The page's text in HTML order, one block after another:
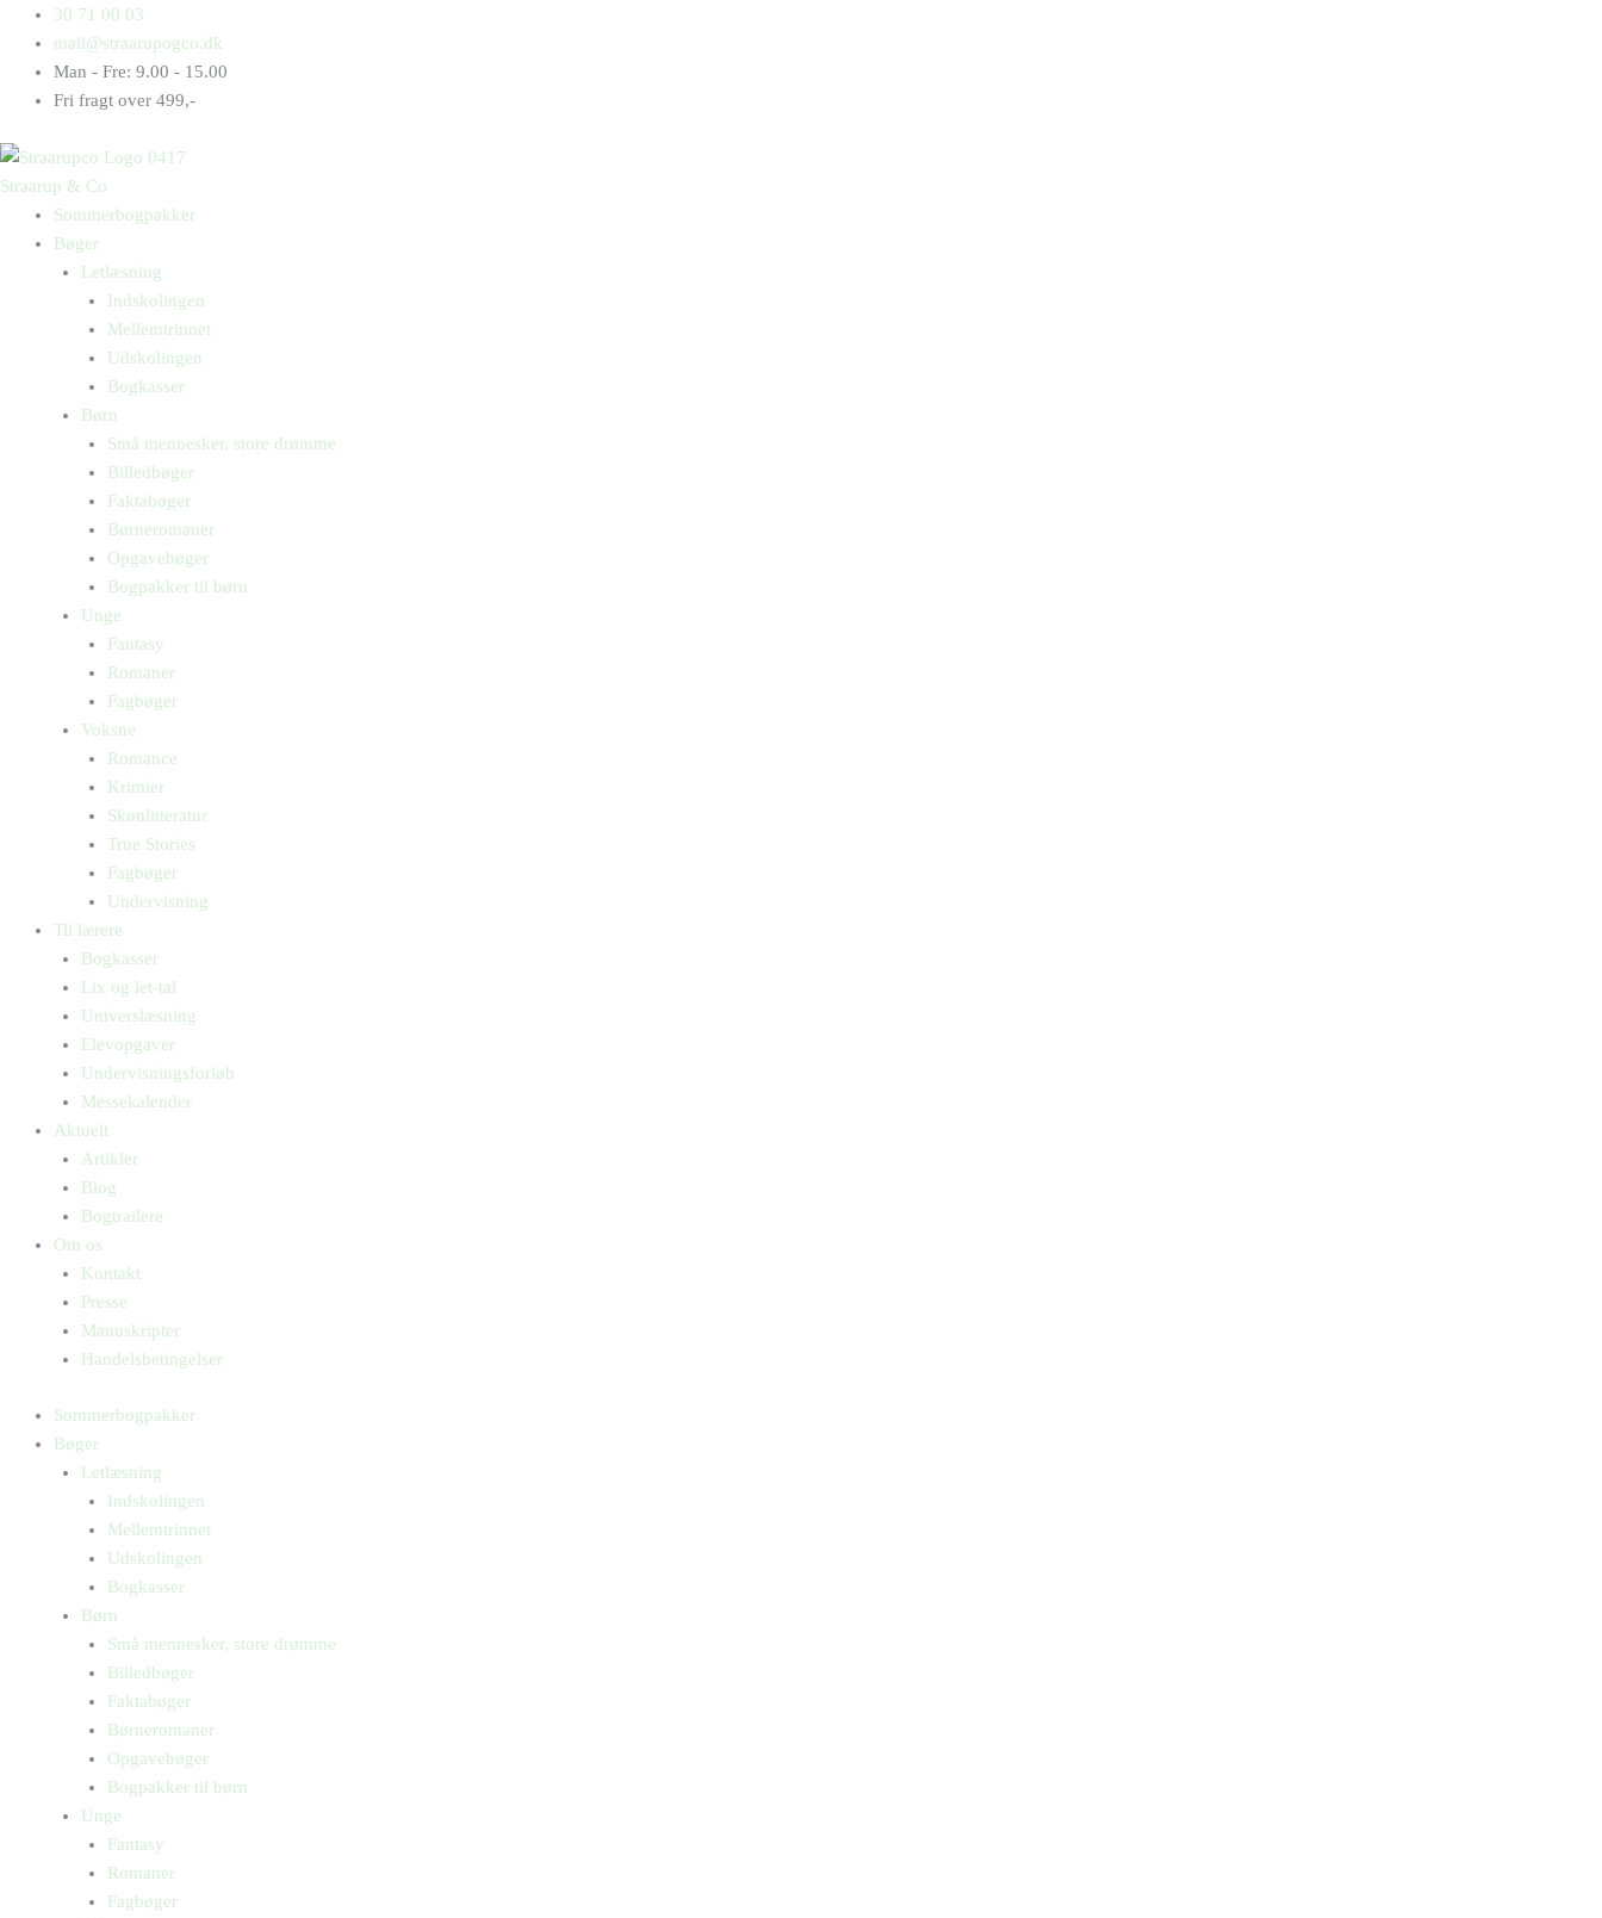
indholdet
30 71 00 03
mail@straarupogco.dk
Man - Fre: 9.00 - 15.00
Fri fragt over 499,-
Straarup & Co
Sommerbogpakker
Bøger
Letlæsning
Indskolingen
Mellemtrinnet
Udskolingen
Bogkasser
Børn
Små mennesker, store drømme
Billedbøger
Faktabøger
Børneromaner
Opgavebøger
Bogpakker til børn
Unge
Fantasy
Romaner
Fagbøger
Voksne
Romance
Krimier
Skønlitteratur
True Stories
Fagbøger
Undervisning
Til lærere
Bogkasser
Lix og let-tal
Universlæsning
Elevopgaver
Undervisningsforløb
Messekalender
Aktuelt
Artikler
Blog
Bogtrailere
Om os
Kontakt
Presse
Manuskripter
Handelsbetingelser
Sommerbogpakker
Bøger
Letlæsning
Indskolingen
Mellemtrinnet
Udskolingen
Bogkasser
Børn
Små mennesker, store drømme
Billedbøger
Faktabøger
Børneromaner
Opgavebøger
Bogpakker til børn
Unge
Fantasy
Romaner
Fagbøger
Products
search
Products
search